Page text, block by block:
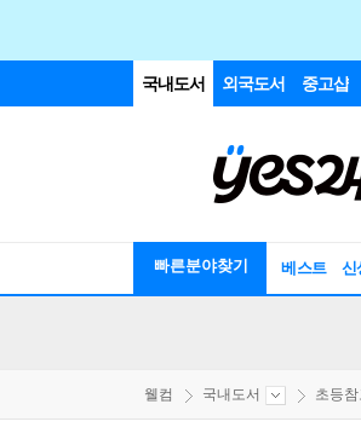
국내도서 외국도서 중고샵
빠른분야찾기 베스트 신
웰컴 국내도서 초등참